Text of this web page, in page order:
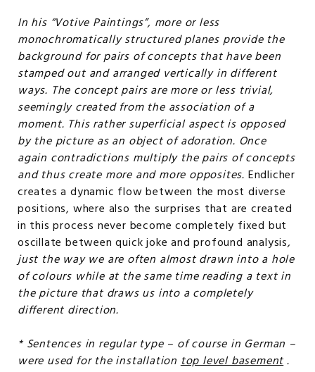
In his “Votive Paintings”, more or less
monochromatically structured planes provide the
background for pairs of concepts that have been
stamped out and arranged vertically in different
ways. The concept pairs are more or less trivial,
seemingly created from the association of a
moment. This rather superficial aspect is opposed
by the picture as an object of adoration. Once
again contradictions multiply the pairs of concepts
and thus create more and more opposites. Endlicher
creates a dynamic flow between the most diverse
positions, where also the surprises that are created
in this process never become completely fixed but
oscillate between quick joke and profound analysis,
just the way we are often almost drawn into a hole
of colours while at the same time reading a text in
the picture that draws us into a completely
different direction.
* Sentences in regular type – of course in German –
were used for the installationtop level basement.